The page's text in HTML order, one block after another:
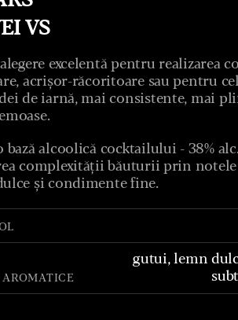
VS
alegere excelentă pentru realizarea
acrișor-răcoritoare sau pentru
de iarnă, mai consistente, mai
bază alcoolică cocktailului - 38%
complexității băuturii prin notele
și condimente fine.
gutui, lemn